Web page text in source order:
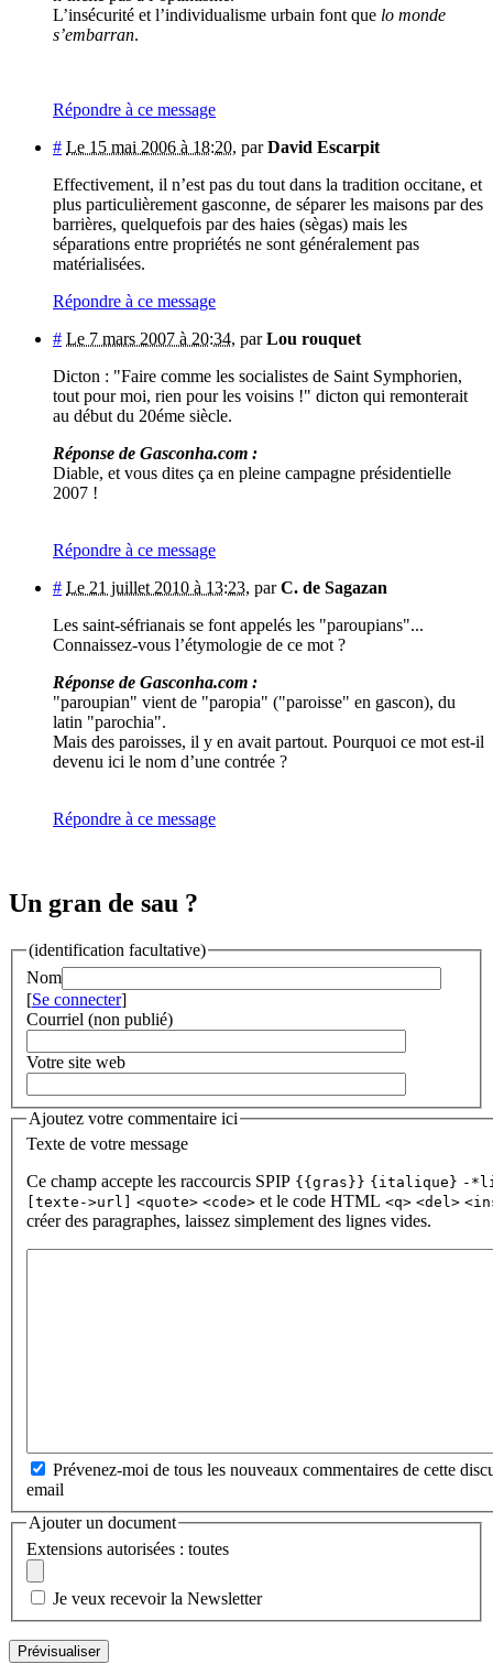
L’insécurité et l’individualisme urbain font que lo monde
s’embarran.
Répondre à ce message
# Le 15 mai 2006 à 18:20, parDavid Escarpit
Effectivement, il n’est pas du tout dans la tradition occitane, et
plus particulièrement gasconne, de séparer les maisons par des
barrières, quelquefois par des haies (sègas) mais les
séparations entre propriétés ne sont généralement pas
matérialisées.
Répondre à ce message
# Le 7 mars 2007 à 20:34, parLou rouquet
Dicton : "Faire comme les socialistes de Saint Symphorien,
tout pour moi, rien pour les voisins !" dicton qui remonterait
au début du 20éme siècle.
Réponse de Gasconha.com :
Diable, et vous dites ça en pleine campagne présidentielle
2007 !
Répondre à ce message
# Le 21 juillet 2010 à 13:23, parC. de Sagazan
Les saint-séfrianais se font appelés les "paroupians"...
Connaissez-vous l’étymologie de ce mot ?
Réponse de Gasconha.com :
"paroupian" vient de "paropia" ("paroisse" en gascon), du
latin "parochia".
Mais des paroisses, il y en avait partout. Pourquoi ce mot est-il
devenu ici le nom d’une contrée ?
Répondre à ce message
Un gran de sau ?
(identification facultative)
Nom
[Se connecter]
Courriel (non publié)
Votre site web
Ajoutez votre commentaire ici
Texte de votre message
Ce champ accepte les raccourcis SPIP {{gras}} {italique} -
[texte->url]
<quote> <code> et le code HTML <q> <del>
créer des paragraphes, laissez simplement des lignes vides.
Prévenez-moi de tous les nouveaux commentaires de cette
email
Ajouter un document
Extensions autorisées : toutes
Je veux recevoir la Newsletter